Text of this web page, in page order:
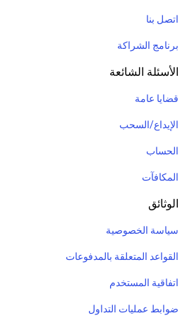
اتصل بنا
برنامج الشراكة
الأسئلة الشائعة
قضايا عامة
الإيداع/السحب
الحساب
المكافآت
الوثائق
سياسة الخصوصية
القواعد المتعلقة بالمدفوعات
اتفاقية المستخدم
ضوابط عمليات التداول